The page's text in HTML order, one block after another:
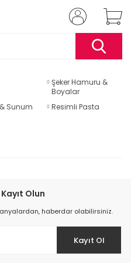
Şeker Hamuru &
Boyalar
Sunum Resimli Pasta
Olun
haberdar olabilirsiniz.
Kayıt Ol